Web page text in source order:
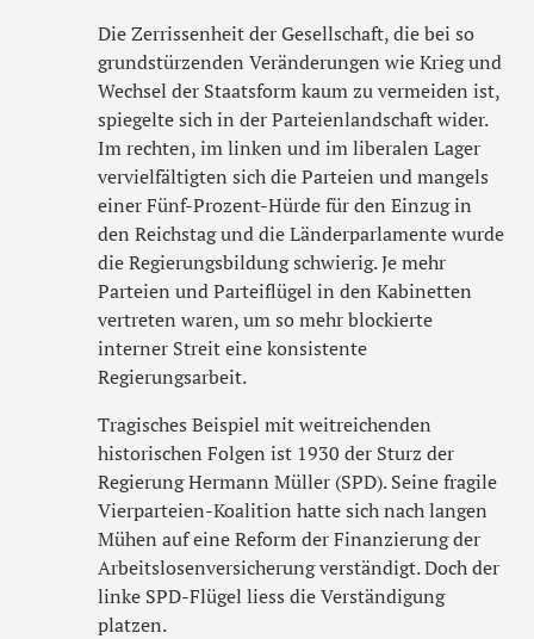
Die Zerrissenheit der Gesellschaft, die bei so
grundstürzenden Veränderungen wie Krieg und
Wechsel der Staatsform kaum zu vermeiden ist,
spiegelte sich in der Parteienlandschaft wider.
Im rechten, im linken und im liberalen Lager
vervielfältigten sich die Parteien und mangels
einer Fünf-Prozent-Hürde für den Einzug in
den Reichstag und die Länderparlamente wurde
die Regierungsbildung schwierig. Je mehr
Parteien und Parteiflügel in den Kabinetten
vertreten waren, um so mehr blockierte
interner Streit eine konsistente
Regierungsarbeit.
Tragisches Beispiel mit weitreichenden
historischen Folgen ist 1930 der Sturz der
Regierung Hermann Müller (SPD). Seine fragile
Vierparteien-Koalition hatte sich nach langen
Mühen auf eine Reform der Finanzierung der
Arbeitslosenversicherung verständigt. Doch der
linke SPD-Flügel liess die Verständigung
platzen.